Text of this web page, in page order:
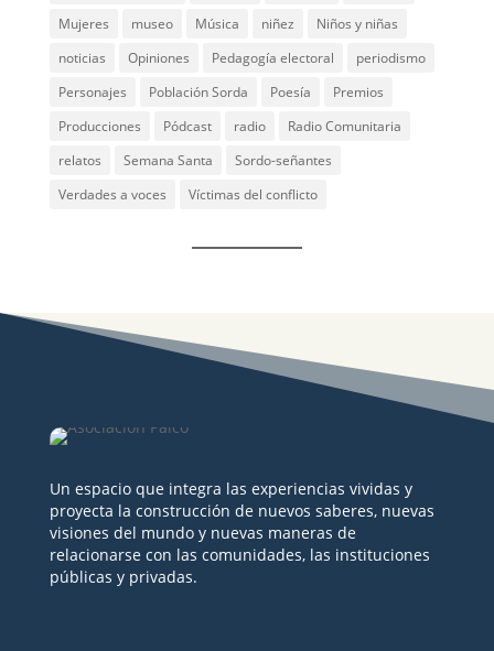
Mujeres
museo Música niñez
Niños y niñas
noticias
Opiniones Pedagogía electoral
periodismo
Personajes
Población Sorda Poesía
Premios
Producciones
Pódcast radio
Radio Comunitaria
relatos
Semana Santa
Sordo-señantes
Verdades a voces
Víctimas del conflicto
Un espacio que integra las experiencias vividas y
proyecta la construcción de nuevos saberes, nuevas
visiones del mundo y nuevas maneras de
relacionarse con las comunidades, las instituciones
públicas y privadas.